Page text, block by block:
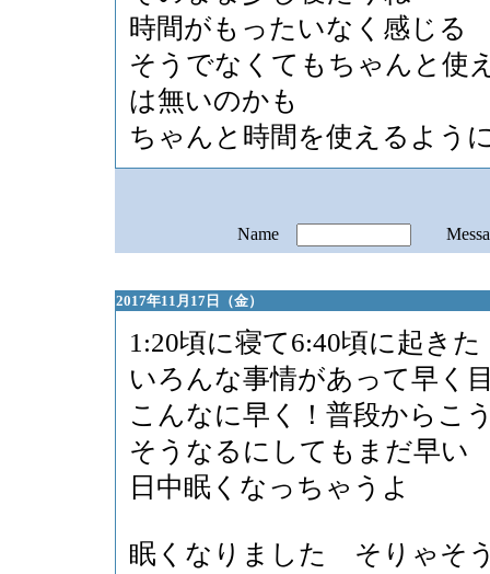
時間がもったいなく感じる
そうでなくてもちゃんと使
は無いのかも
ちゃんと時間を使えるよう
Name
2017年11月17日（金）
1:20頃に寝て6:40頃に起きた
いろんな事情があって早く
こんなに早く！普段からこ
そうなるにしてもまだ早い
日中眠くなっちゃうよ
眠くなりました そりゃそ